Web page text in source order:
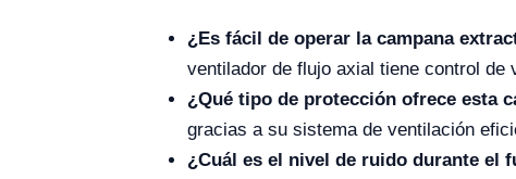
¿Es fácil de operar la campana
ventilador de flujo axial tiene control de
¿Qué tipo de protección ofrece esta
gracias a su sistema de ventilación
¿Cuál es el nivel de ruido durante el